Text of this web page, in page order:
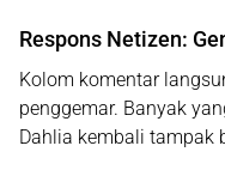
Respons Netizen:
Kolom komentar
penggemar. Banyak
Dahlia kembali tampak